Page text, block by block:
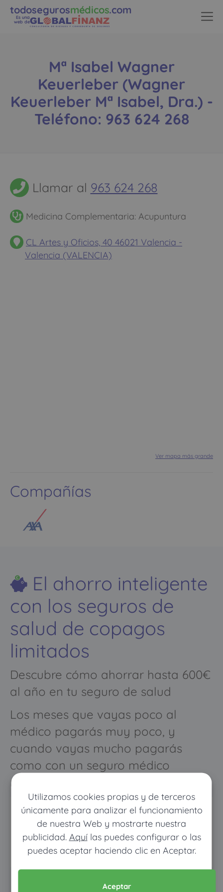
Utilizamos cookies propias y de terceros
únicamente para analizar el funcionamiento
de nuestra Web y mostrarte nuestra
publicidad. Aquílas puedes configurar o las
puedes aceptar haciendo clic en Aceptar.
Aceptar
todosegurosmédicos.com
Es una
web de
Mª Isabel Wagner
Keuerleber (Wagner
Keuerleber Mª Isabel, Dra.) -
Teléfono: 963 624 268
Llamar al 963 624 268
Medicina Complementaria: Acupuntura
CL Artes y Oficios, 40 46021 Valencia -
Valencia (VALENCIA)
Ver mapa más grande
Compañías
El ahorro inteligente
con los seguros de
salud de copagos
limitados
Descubre cómo ahorrar hasta 600€
al año en tu seguro de salud
Los meses que vayas poco al
médico pagarás muy poco, y
cuando vayas mucho pagarás
como con un seguro médico
normal